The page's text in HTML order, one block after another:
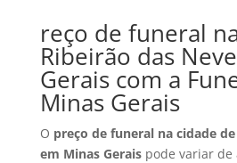
reço de funeral
Ribeirão das
Gerais com a
Minas Gerais
O preço de funeral na cidade
em Minas Geraispode variar de